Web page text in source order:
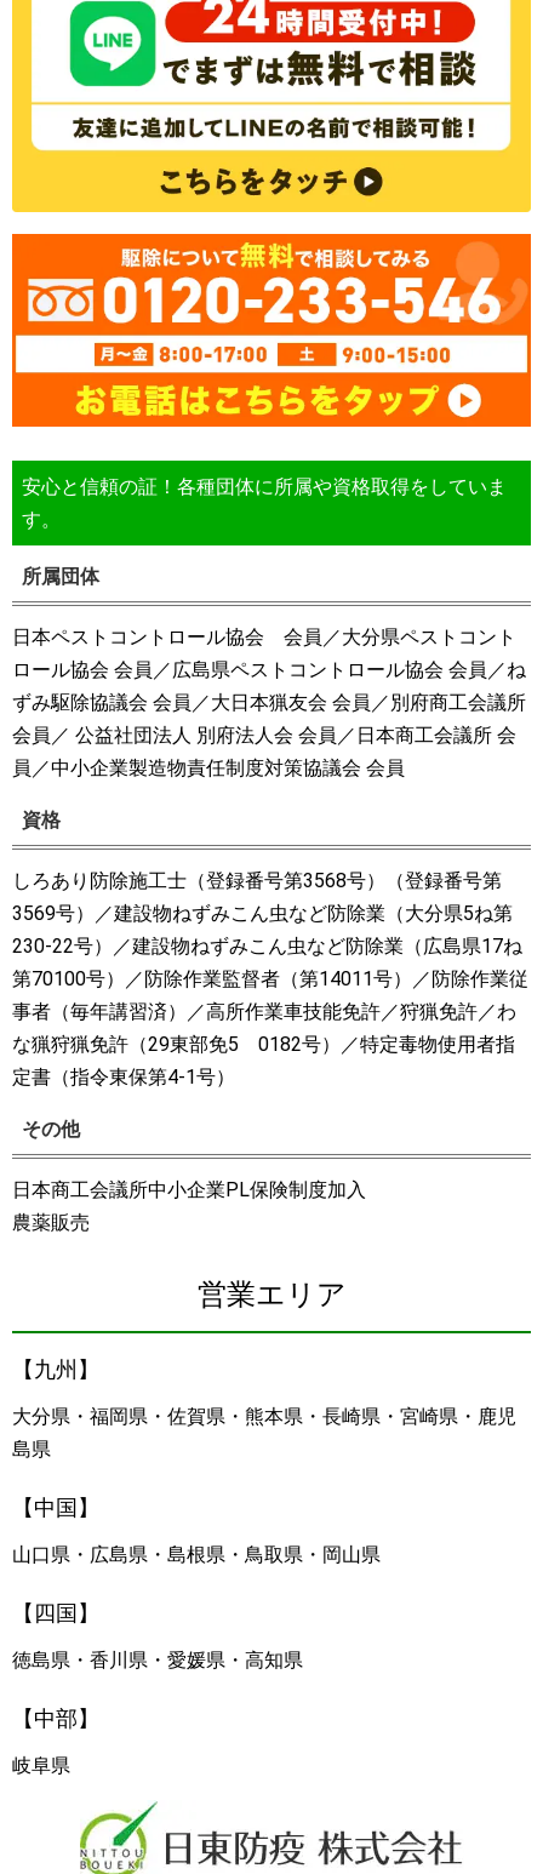
安心と信頼の証！各種団体に所属や資格取得をしていま
す。
所属団体
日本ペストコントロール協会 会員／大分県ペストコント
ロール協会 会員／広島県ペストコントロール協会 会員／ね
ずみ駆除協議会 会員／大日本猟友会 会員／別府商工会議所
会員／ 公益社団法人 別府法人会 会員／日本商工会議所 会
員／中小企業製造物責任制度対策協議会 会員
資格
しろあり防除施工士（登録番号第3568号）（登録番号第
3569号）／建設物ねずみこん虫など防除業（大分県5ね第
230-22号）／建設物ねずみこん虫など防除業（広島県17ね
第70100号）／防除作業監督者（第14011号）／防除作業従
事者（毎年講習済）／高所作業車技能免許／狩猟免許／わ
な猟狩猟免許（29東部免5 0182号）／特定毒物使用者指
定書（指令東保第4-1号）
その他
日本商工会議所中小企業PL保険制度加入
農薬販売
営業エリア
【九州】
大分県・福岡県・佐賀県・熊本県・長崎県・宮崎県・鹿児
島県
【中国】
山口県・広島県・島根県・鳥取県・岡山県
【四国】
徳島県・香川県・愛媛県・高知県
【中部】
岐阜県